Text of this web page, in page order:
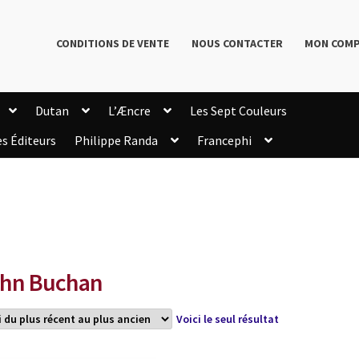
CONDITIONS DE VENTE NOUS CONTACTER MON
Dutan L’Æncre
Les Sept Couleurs
Éditeurs Philippe Randa
Francephi
Buchan
Voici le seul résultat